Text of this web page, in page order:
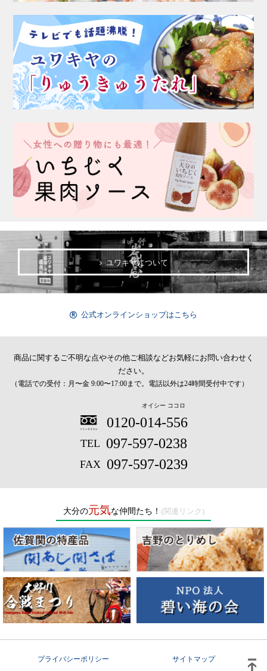
ユワキヤについて
公式オンラインショップはこちら
商品に関するご不明な点やその他ご相談などお気軽にお問い合わせく
ださい。
（電話での受付：月〜金 9:00〜17:00まで。電話以外は24時間受付中です）
オイシー ココロ
0120-014-556
097-597-0238
097-597-0239
大分の元気な仲間たち！
プライバシーポリシー サイトマップ